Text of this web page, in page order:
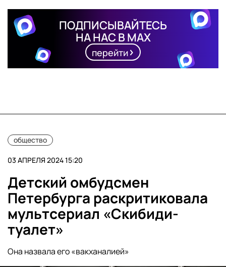
ПОДПИСЫВАЙТЕСЬ
НА НАС В MAX
перейти
общество
03 АПРЕЛЯ 2024 15:20
Детский омбудсмен
Петербурга раскритиковала
мультсериал «Скибиди-
туалет»
Она назвала его «вакханалией»